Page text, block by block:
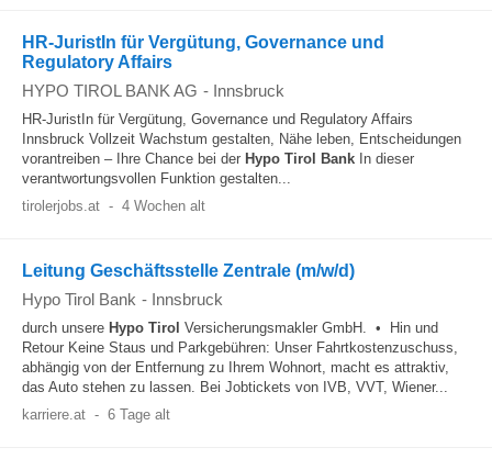
HR-JuristIn für Vergütung, Governance und
Regulatory Affairs
HYPO TIROL BANK AG - Innsbruck
HR-JuristIn für Vergütung, Governance und Regulatory Affairs
Innsbruck Vollzeit Wachstum gestalten, Nähe leben, Entscheidungen
vorantreiben – Ihre Chance bei der Hypo Tirol Bank In dieser
verantwortungsvollen Funktion gestalten...
tirolerjobs.at - 4 Wochen alt
Leitung Geschäftsstelle Zentrale (m/w/d)
Hypo Tirol Bank - Innsbruck
durch unsere Hypo Tirol Versicherungsmakler GmbH. • Hin und
Retour Keine Staus und Parkgebühren: Unser Fahrtkostenzuschuss,
abhängig von der Entfernung zu Ihrem Wohnort, macht es attraktiv,
das Auto stehen zu lassen. Bei Jobtickets von IVB, VVT, Wiener...
karriere.at - 6 Tage alt